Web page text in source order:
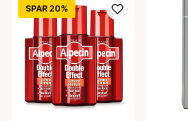
SPAR 20%